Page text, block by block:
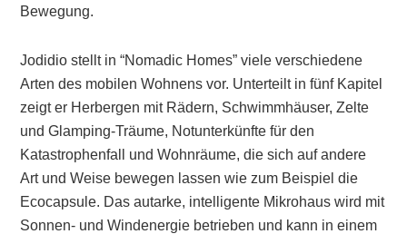
Bewegung.
Jodidio stellt in “Nomadic Homes” viele verschiedene
Arten des mobilen Wohnens vor. Unterteilt in fünf Kapitel
zeigt er Herbergen mit Rädern, Schwimmhäuser, Zelte
und Glamping-Träume, Notunterkünfte für den
Katastrophenfall und Wohnräume, die sich auf andere
Art und Weise bewegen lassen wie zum Beispiel die
Ecocapsule. Das autarke, intelligente Mikrohaus wird mit
Sonnen- und Windenergie betrieben und kann in einem